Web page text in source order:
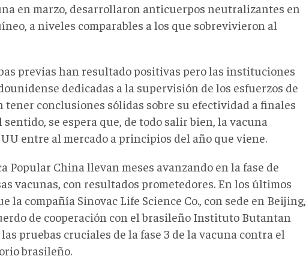
en marzo, desarrollaron anticuerpos neutralizantes en
a niveles comparables a los que sobrevivieron al
previas han resultado positivas pero las instituciones
dedicadas a la supervisión de los esfuerzos de
tener conclusiones sólidas sobre su efectividad a finales
sentido, se espera que, de todo salir bien, la vacuna
entre al mercado a principios del año que viene.
Popular China llevan meses avanzando en la fase de
vacunas, con resultados prometedores. En los últimos
la compañía Sinovac Life Science Co., con sede en Beijing,
de cooperación con el brasileño Instituto Butantan
pruebas cruciales de la fase 3 de la vacuna contra el
brasileño.